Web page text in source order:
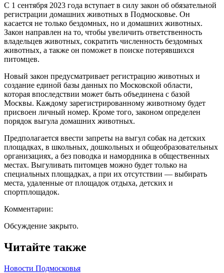
С 1 сентября 2023 года вступает в силу закон об обязательной
регистрации домашних животных в Подмосковье. Он
касается не только бездомных, но и домашних животных.
Закон направлен на то, чтобы увеличить ответственность
владельцев животных, сократить численность бездомных
животных, а также он поможет в поиске потерявшихся
питомцев.
Новый закон предусматривает регистрацию животных и
создание единой базы данных по Московской области,
которая впоследствии может быть объединена с базой
Москвы. Каждому зарегистрированному животному будет
присвоен личный номер. Кроме того, законом определен
порядок выгула домашних животных.
Предполагается ввести запреты на выгул собак на детских
площадках, в школьных, дошкольных и общеобразовательных
организациях, а без поводка и намордника в общественных
местах. Выгуливать питомцев можно будет только на
специальных площадках, а при их отсутствии — выбирать
места, удаленные от площадок отдыха, детских и
спортплощадок.
Комментарии:
Обсуждение закрыто.
Читайте также
Новости Подмосковья